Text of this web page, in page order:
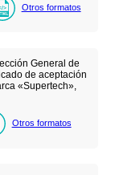
Otros formatos
General de
de aceptación
«Supertech»,
Otros formatos